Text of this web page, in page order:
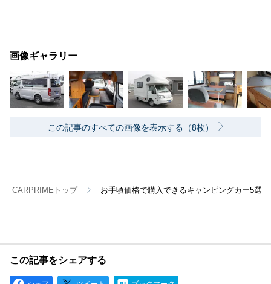
画像ギャラリー
この記事のすべての画像を表示する（8枚）
CARPRIMEトップ お手頃価格で購入できるキャンピングカー5選
この記事をシェアする